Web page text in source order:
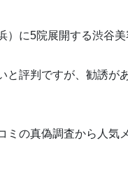
に5院展開する渋谷美
と評判ですが、勧誘が
ミの真偽調査から人気